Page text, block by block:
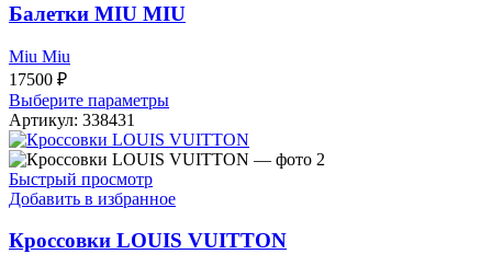
Балетки MIU MIU
Miu Miu
17500 ₽
Выберите параметры
Артикул: 338431
Быстрый просмотр
Добавить в избранное
Кроссовки LOUIS VUITTON